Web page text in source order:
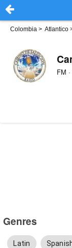
Colombia > Atlantico
FM
Genres
Latin